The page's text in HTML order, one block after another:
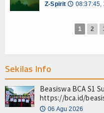
PROFIL
Filantroper
Z-Spirit 🕔 08:37:45,
1 2
Sekilas Info
Beasiswa BCA S1
https://bca.id/
🕔 06 Agu 2026